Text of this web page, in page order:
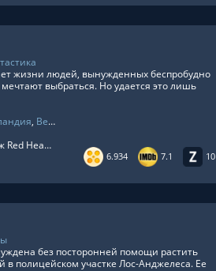
6.934 7.1 10
жизни людей, вынужденных беспробудно
выбраться. Но удается это лишь
, Великобритания
Дублированный, Дубляж Red Head Sound, Jaskier, TVShows, LostFilm, HDrezka Studio, Чадов, Яроцкий, Украинский, Оригинальный, Субтитры, Укр. Субтитры
без посторонней помощи растить
полицейском участке Лос-Анджелеса. Ее